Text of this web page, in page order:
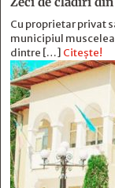
Cu proprietar privat
municipiul
dintre […] Citește!